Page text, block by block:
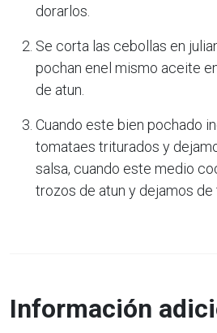
dorarlos.
Se corta las cebollas en
pochan enel mismo aceite
de atun.
Cuando este bien pochado
tomataes triturados y
salsa, cuando este medio
trozos de atun y dejamos
Información